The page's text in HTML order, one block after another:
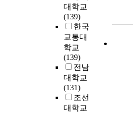
대학교
(139)
한국
교통대
학교
(139)
전남
대학교
(131)
조선
대학교